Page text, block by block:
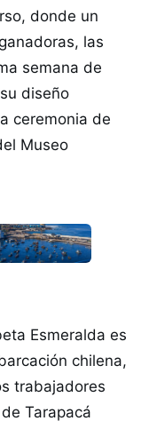
donde un
las
semana de
diseño
ceremonia de
Museo
Esmeralda es
chilena,
trabajadores
Tarapacá